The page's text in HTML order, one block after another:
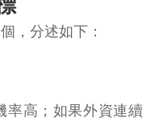
，分述如下：
率高；如果外資連續